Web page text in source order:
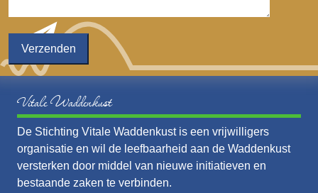
Vitale Waddenkust
De Stichting Vitale Waddenkust is een vrijwilligers
organisatie en wil de leefbaarheid aan de Waddenkust
versterken door middel van nieuwe initiatieven en
bestaande zaken te verbinden.